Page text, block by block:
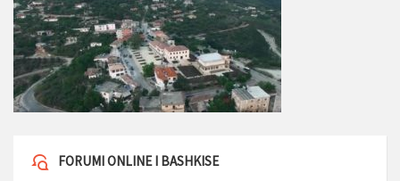
FORUMI ONLINE I BASHKISE